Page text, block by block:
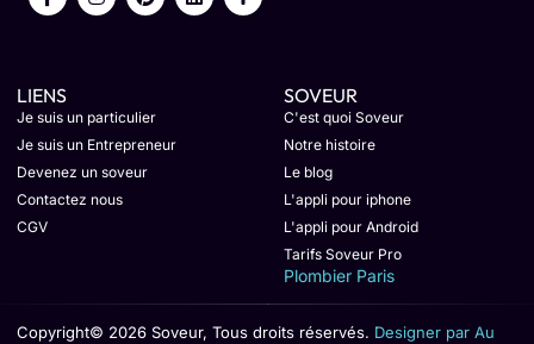
LIENS
Je suis un particulier
Je suis un Entrepreneur
Devenez un soveur
Contactez nous
CGV
SOVEUR
C'est quoi Soveur
Notre histoire
Le blog
L'appli pour iphone
L'appli pour Android
Tarifs Soveur Pro
Plombier Paris
Copyright© 2026 Soveur, Tous droits réservés. Designer par Au